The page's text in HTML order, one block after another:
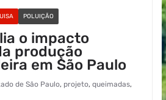
POLUIÇÃO
o impacto
produção
em São Paulo
de São Paulo, projeto, queimadas,